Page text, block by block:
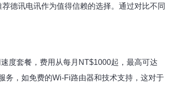
德讯电讯作为值得信赖的选择。通过对比不同
度套餐，费用从每月NT$1000起，最高可达
务，如免费的Wi-Fi路由器和技术支持，这对于